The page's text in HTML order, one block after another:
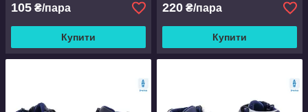
105 ₴/пара
Купити
220 ₴/пара
Купити